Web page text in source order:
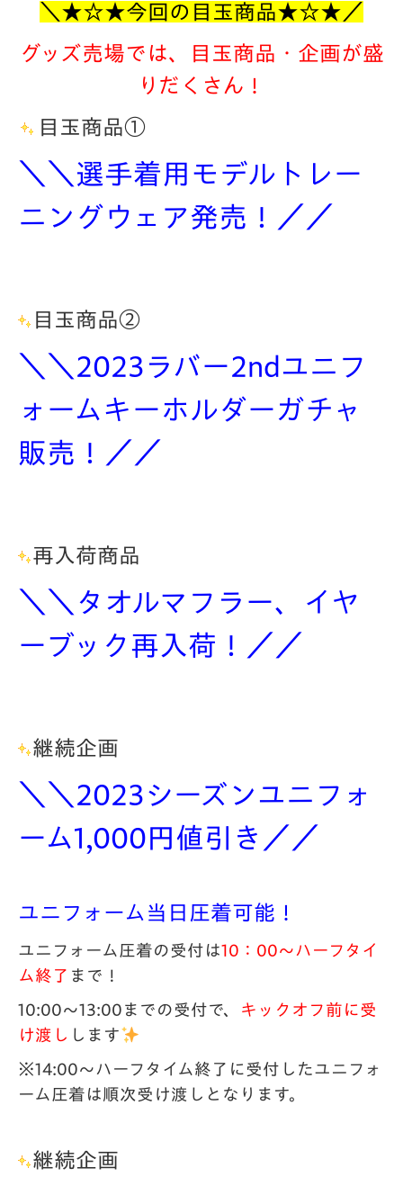
＼★☆★今回の目玉商品★☆★ ／
グッズ売場では、目玉商品・企画が盛
りだくさん！
目玉商品①
＼＼選手着用モデルトレー
ニングウェア発売！
／／
目玉商品②
＼＼2023ラバー2ndユニフ
ォームキーホルダーガチャ
販売！／／
再入荷商品
＼＼タオルマフラー、イヤ
ーブック再入荷！／／
継続企画
＼＼2023シーズンユニフォ
ーム1,000円値引き／／
ユニフォーム当日圧着可能！
ユニフォーム圧着の受付は10：00～ハーフタイ
ム終了 まで！
10:00～13:00までの受付で、
キックオフ前に受
け渡し します
※14:00～ハーフタイム終了に受付したユニフォ
ーム圧着は順次 受け渡しとなります。
継続企画